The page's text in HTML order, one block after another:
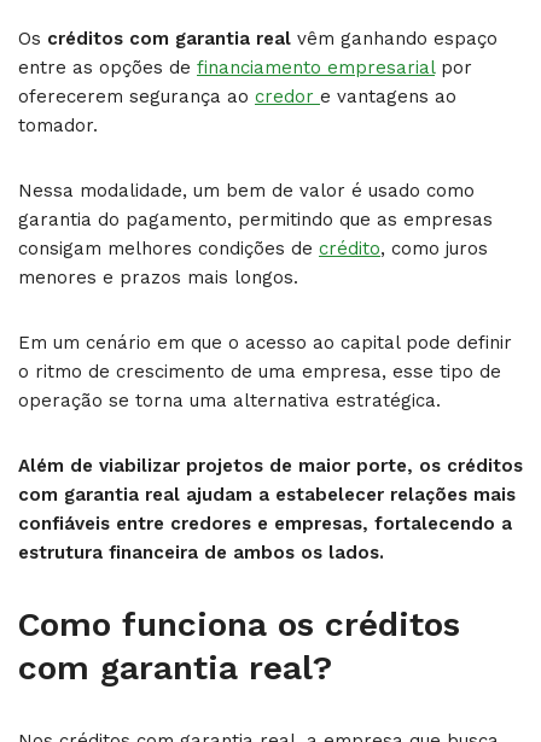
Os créditos com garantia real​ vêm ganhando espaço
entre as opções de financiamento empresarialpor
oferecerem segurança ao credor e vantagens ao
tomador.
Nessa modalidade, um bem de valor é usado como
garantia do pagamento, permitindo que as empresas
consigam melhores condições de crédito, como juros
menores e prazos mais longos.
Em um cenário em que o acesso ao capital pode definir
o ritmo de crescimento de uma empresa, esse tipo de
operação se torna uma alternativa estratégica.
Além de viabilizar projetos de maior porte, os créditos
com garantia real ajudam a estabelecer relações mais
confiáveis entre credores e empresas, fortalecendo a
estrutura financeira de ambos os lados.
Como funciona os créditos
com garantia real​?